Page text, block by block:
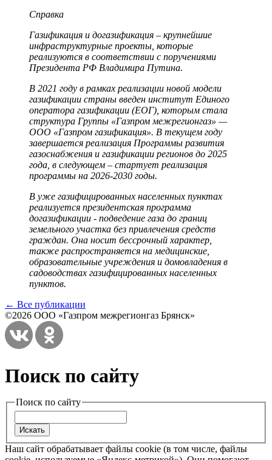
Справка
Газификация и догазификация – крупнейшие
инфраструктурные проекты, которые
реализуются в соответствии с поручениями
Президента РФ Владимира Путина.
В 2021 году в рамках реализации новой модели
газификации страны введен институт Единого
оператора газификации (ЕОГ), которым стала
структура Группы «Газпром межрегионгаз» —
ООО «Газпром газификация». В текущем году
завершается реализация Программы развития
газоснабжения и газификации регионов до 2025
года, в следующем – стартует реализация
программы на 2026-2030 годы.
В уже газифицированных населенных пунктах
реализуется президентская программа
догазификации - подведение газа до границ
земельного участка без привлечения средств
граждан. Она носит бессрочный характер,
также распространяется на медицинские,
образовательные учреждения и домовладения в
садоводствах газифицированных населенных
пунктов.
← Все публикации
©2026 ООО «Газпром межрегионгаз Брянск»
Поиск по сайту
Поиск по сайту
Наш сайт обрабатывает файлы cookie (в том числе, файлы